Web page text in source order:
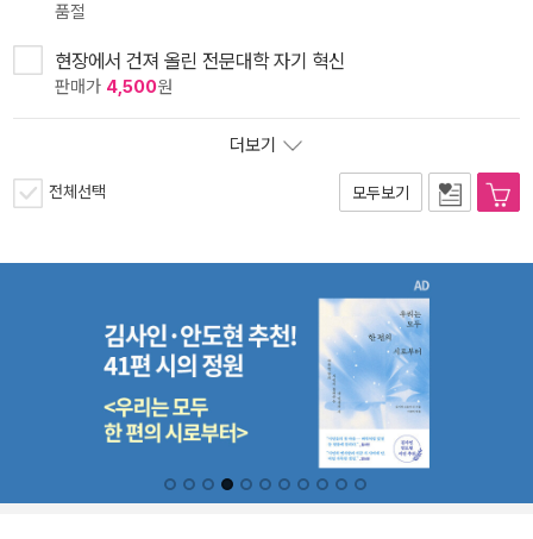
품절
현장에서 건져 올린 전문대학 자기 혁신
판매가 4,500원
더보기
전체선택 모두보기